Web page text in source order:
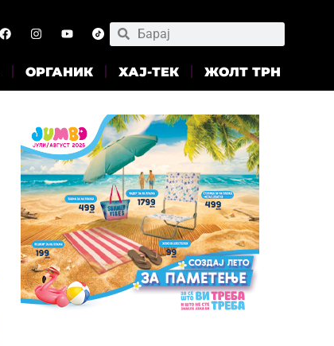
ОРГАНИК ХАЈ-ТЕК ЖОЛТ ТРН